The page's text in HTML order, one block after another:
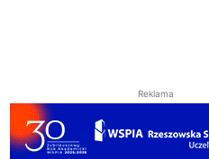
Reklama